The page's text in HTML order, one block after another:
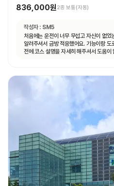
836,000원 2종 보통(자동)
작성자 : SM5
처음에는 운전이 너무 무섭고 자신이 없었
알려주셔서 금방 적응했어요. 기능이랑
전에 코스 설명을 자세히 해주셔서 도움